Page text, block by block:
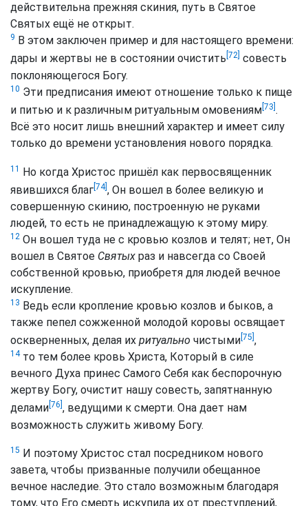
действительна прежняя скиния, путь в Святое
Святых ещё не открыт.
9 В этом заключен пример и для настоящего времени:
дары и жертвы не в состоянии очистить [72] совесть
поклоняющегося Богу.
10 Эти предписания имеют отношение только к пище
и питью и к различным ритуальным омовениям [73] .
Всё это носит лишь внешний характер и имеет силу
только до времени установления нового порядка.
11 Но когда Христос пришёл как первосвященник
явившихся благ [74], Он вошел в более великую и
совершенную скинию, построенную не руками
людей, то есть не принадлежащую к этому миру.
12 Он вошел туда не с кровью козлов и телят; нет, Он
вошел в Святое Святых раз и навсегда со Своей
собственной кровью, приобретя для людей вечное
искупление.
13 Ведь если кропление кровью козлов и быков, а
также пепел сожженной молодой коровы освящает
оскверненных, делая их ритуально чистыми [75] ,
14то тем более кровь Христа, Который в силе
вечного Духа принес Самого Себя как беспорочную
жертву Богу, очистит нашу совесть, запятнанную
делами [76] , ведущими к смерти. Она дает нам
возможность служить живому Богу.
15 И поэтому Христос стал посредником нового
завета, чтобы призванные получили обещанное
вечное наследие. Это стало возможным благодаря
тому, что Его смерть искупила их от преступлений,